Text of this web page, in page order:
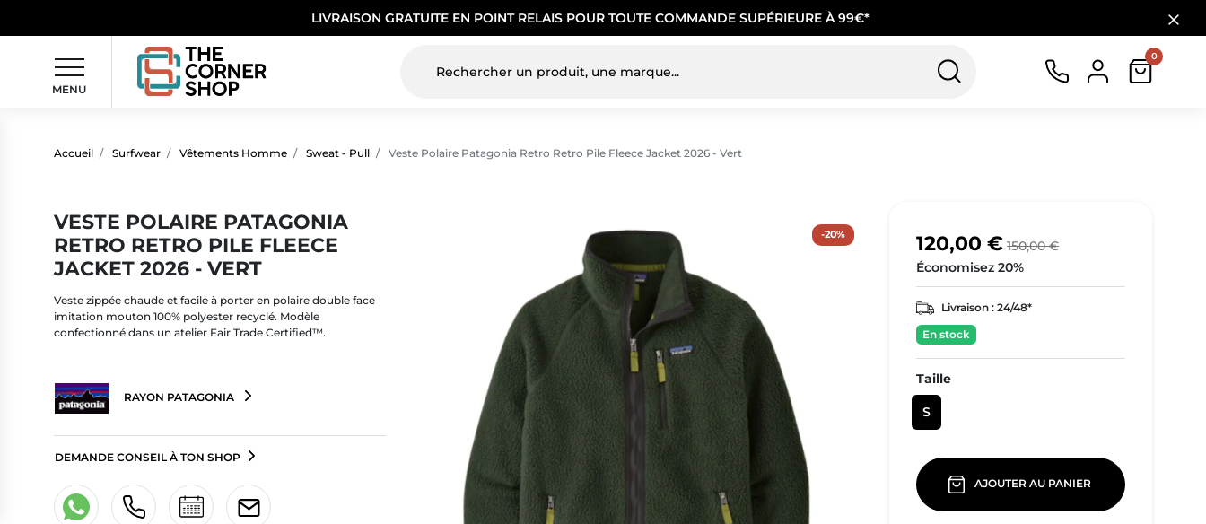
LIVRAISON GRATUITE EN POINT RELAIS POUR TOUTE COMMANDE SUPÉRIEURE À 99€*
MENU
0
Accueil Surfwear Vêtements Homme Sweat - Pull Veste Polaire Patagonia Retro Retro Pile Fleece Jacket 2026 - Vert
-20%
VESTE POLAIRE PATAGONIA
RETRO RETRO PILE FLEECE
JACKET 2026 - VERT
Veste zippée chaude et facile à porter en polaire double face
imitation mouton 100% polyester recyclé. Modèle
confectionné dans un atelier Fair Trade Certified™.
RAYON PATAGONIA
DEMANDE CONSEIL À TON SHOP
120,00 € 150,00 €
Économisez 20%
Livraison :24/48*
En stock
Taille
S
AJOUTER AU PANIER